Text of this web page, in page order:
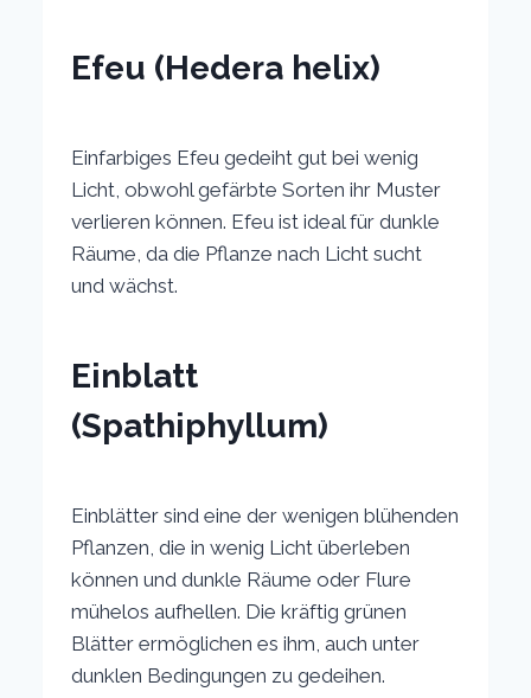
Efeu (Hedera helix)
Einfarbiges Efeu gedeiht gut bei wenig
Licht, obwohl gefärbte Sorten ihr Muster
verlieren können. Efeu ist ideal für dunkle
Räume, da die Pflanze nach Licht sucht
und wächst.
Einblatt
(Spathiphyllum)
Einblätter sind eine der wenigen blühenden
Pflanzen, die in wenig Licht überleben
können und dunkle Räume oder Flure
mühelos aufhellen. Die kräftig grünen
Blätter ermöglichen es ihm, auch unter
dunklen Bedingungen zu gedeihen.